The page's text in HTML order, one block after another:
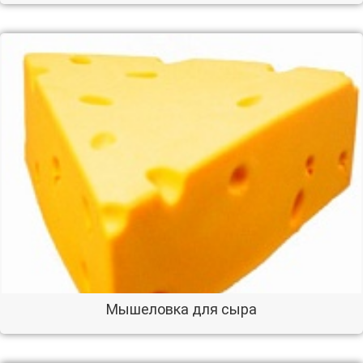
Мышеловка для сыра